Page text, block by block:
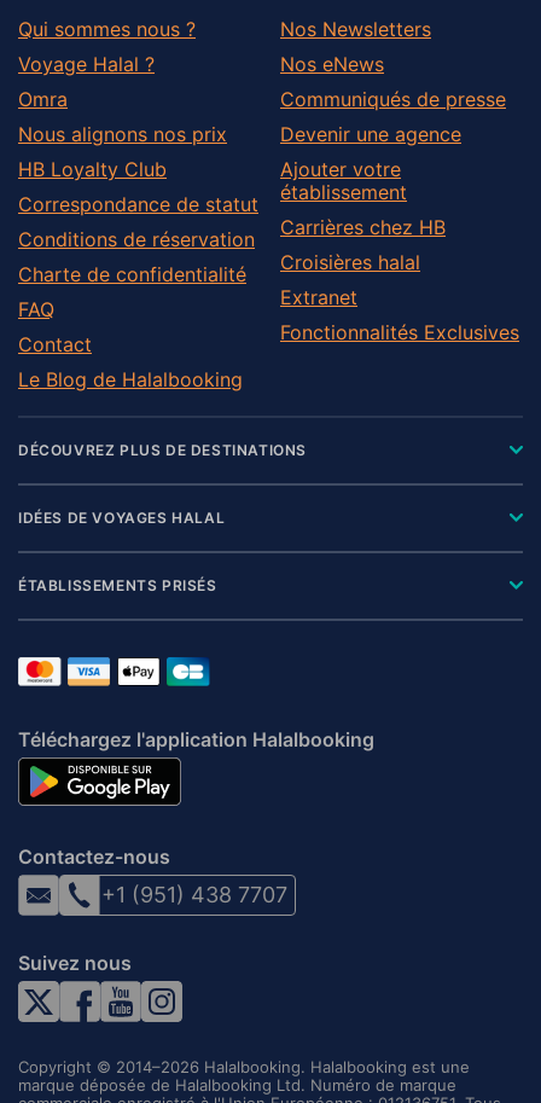
Qui sommes nous ?
Voyage Halal ?
Omra
Nous alignons nos prix
HB Loyalty Club
Correspondance de statut
Conditions de réservation
Charte de confidentialité
FAQ
Contact
Le Blog de Halalbooking
Nos Newsletters
Nos eNews
Communiqués de presse
Devenir une agence
Ajouter votre
établissement
Carrières chez HB
Croisières halal
Extranet
Fonctionnalités Exclusives
DÉCOUVREZ PLUS DE DESTINATIONS
IDÉES DE VOYAGES HALAL
ÉTABLISSEMENTS PRISÉS
Téléchargez l'application Halalbooking
Contactez-nous
+1 (951) 438 7707
Suivez nous
Copyright © 2014–2026 Halalbooking. Halalbooking est une
marque déposée de Halalbooking Ltd. Numéro de marque